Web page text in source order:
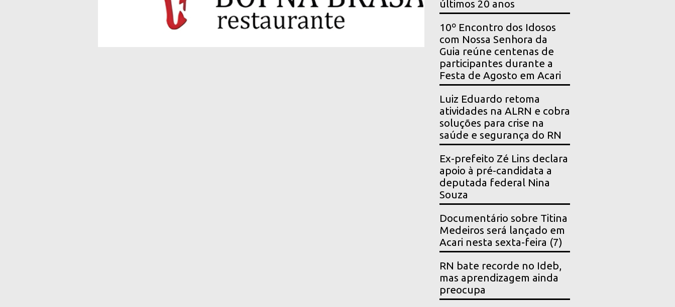
últimos 20 anos
10º Encontro dos Idosos
com Nossa Senhora da
Guia reúne centenas de
participantes durante a
Festa de Agosto em Acari
Luiz Eduardo retoma
atividades na ALRN e cobra
soluções para crise na
saúde e segurança do RN
Ex-prefeito Zé Lins declara
apoio à pré-candidata a
deputada federal Nina
Souza
Documentário sobre Titina
Medeiros será lançado em
Acari nesta sexta-feira (7)
RN bate recorde no Ideb,
mas aprendizagem ainda
preocupa